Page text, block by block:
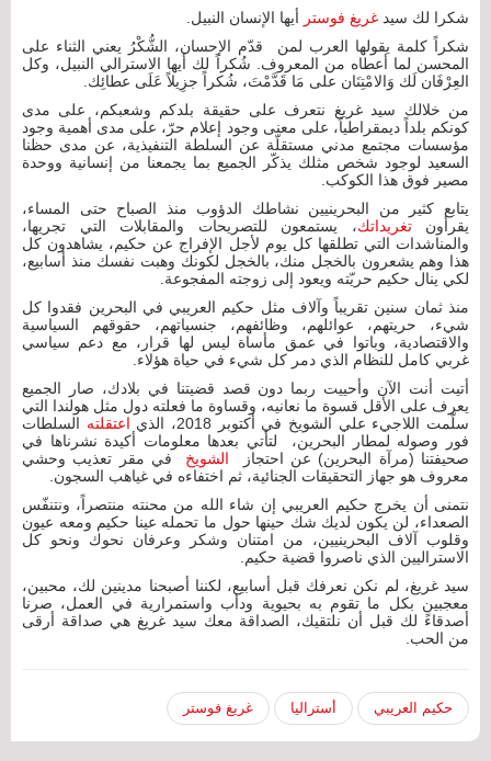
شكرا لك سيد غريغ فوستر أيها الإنسان النبيل.
شكراً كلمة يقولها العرب لمن قدّم الإحسان، الشُّكْرُ يعني الثناء على
المحسن لما أعطاه من المعروف. شُكراً لك أيها الاسترالي النبيل، وكل
العِرْفَان لَك وَالامْتِنَان على مَا قَدَّمْتَ، شُكراً جزِيلاً عَلَى عطائِك.
من خلالك سيد غريغ نتعرف على حقيقة بلدكم وشعبكم، على مدى
كونكم بلداً ديمقراطياً، على معنى وجود إعلام حرّ، على مدى أهمية وجود
مؤسسات مجتمع مدني مستقلّة عن السلطة التنفيذية، عن مدى حظنا
السعيد لوجود شخص مثلك يذكّر الجميع بما يجمعنا من إنسانية ووحدة
مصير فوق هذا الكوكب.
يتابع كثير من البحرينيين نشاطك الدؤوب منذ الصباح حتى المساء،
يقرأونتغريداتك، يستمعون للتصريحات والمقابلات التي تجريها،
والمناشدات التي تطلقها كل يوم لأجل الإفراج عن حكيم، يشاهدون كل
هذا وهم يشعرون بالخجل منك، بالخجل لكونك وهبت نفسك منذ أسابيع،
لكي ينال حكيم حريّته ويعود إلى زوجته المفجوعة.
منذ ثمان سنين تقريباً وآلاف مثل حكيم العريبي في البحرين فقدوا كل
شيء، حريتهم، عوائلهم، وظائفهم، جنسياتهم، حقوقهم السياسية
والاقتصادية، وباتوا في عمق مأساة ليس لها قرار، مع دعم سياسي
غربي كامل للنظام الذي دمر كل شيء في حياة هؤلاء.
أتيت أنت الآن وأحييت ربما دون قصد قضيتنا في بلادك، صار الجميع
يعرف على الأقل قسوة ما نعانيه، وقساوة ما فعلته دول مثل هولندا التي
سلّمت اللاجيء علي الشويخ في أكتوبر 2018، الذي
اعتقلته السلطات
فور وصوله لمطار البحرين، لتأتي بعدها معلومات أكيدة نشرناها في
صحيفتنا (مرآة البحرين) عن احتجاز
الشويخ في مقر تعذيب وحشي
معروف هو جهاز التحقيقات الجنائية، ثم اختفاءه في غياهب السجون.
نتمنى أن يخرج حكيم العريبي إن شاء الله من محنته منتصراً، ونتنفّس
الصعداء، لن يكون لديك شك حينها حول ما تحمله عينا حكيم ومعه عيون
وقلوب آلاف البحرينيين، من امتنان وشكر وعرفان نحوك ونحو كل
الاستراليين الذي ناصروا قضية حكيم.
سيد غريغ، لم نكن نعرفك قبل أسابيع، لكننا أصبحنا مدينين لك، محبين،
معجبين بكل ما تقوم به بحيوية ودأب واستمرارية في العمل، صرنا
أصدقاءً لك قبل أن نلتقيك، الصداقة معك سيد غريغ هي صداقة أرقى
من الحب.
حكيم العريبي أستراليا غريغ فوستر